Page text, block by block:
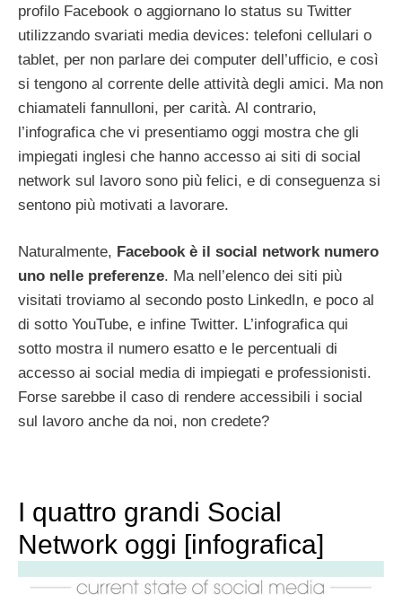
profilo Facebook o aggiornano lo status su Twitter
utilizzando svariati media devices: telefoni cellulari o
tablet, per non parlare dei computer dell’ufficio, e così
si tengono al corrente delle attività degli amici. Ma non
chiamateli fannulloni, per carità. Al contrario,
l’infografica che vi presentiamo oggi mostra che gli
impiegati inglesi che hanno accesso ai siti di social
network sul lavoro sono più felici, e di conseguenza si
sentono più motivati a lavorare.
Naturalmente, Facebook è il social network numero
uno nelle preferenze. Ma nell’elenco dei siti più
visitati troviamo al secondo posto LinkedIn, e poco al
di sotto YouTube, e infine Twitter. L’infografica qui
sotto mostra il numero esatto e le percentuali di
accesso ai social media di impiegati e professionisti.
Forse sarebbe il caso di rendere accessibili i social
sul lavoro anche da noi, non credete?
I quattro grandi Social
Network oggi [infografica]